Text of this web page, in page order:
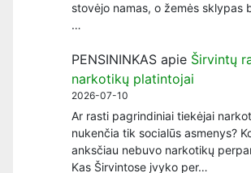
stovėjo namas, o žemės sklypas
…
PENSININKAS apie Širvintų
narkotikų platintojai
2026-07-10
Ar rasti pagrindiniai tiekėjai
nukenčia tik socialūs asmenys?
anksčiau nebuvo narkotikų
Kas Širvintose įvyko per…